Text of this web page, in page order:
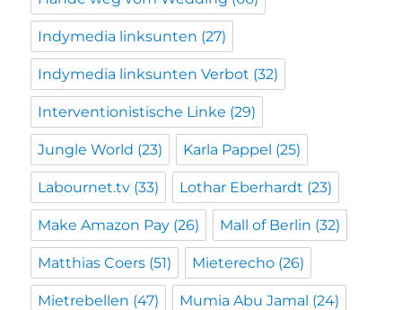
Indymedia linksunten (27)
Indymedia linksunten Verbot (32)
Interventionistische Linke (29)
Jungle World (23) Karla Pappel (25)
Labournet.tv (33) Lothar Eberhardt (23)
Make Amazon Pay (26) Mall of Berlin (32)
Matthias Coers (51) Mieterecho (26)
Mietrebellen (47) Mumia Abu Jamal (24)